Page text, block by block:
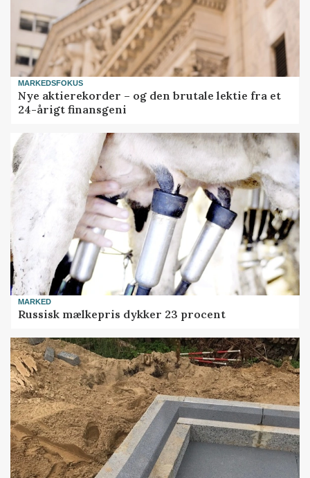
MARKEDSFOKUS
Nye aktierekorder – og den brutale lektie fra et
24-årigt finansgeni
MARKED
Russisk mælkepris dykker 23 procent